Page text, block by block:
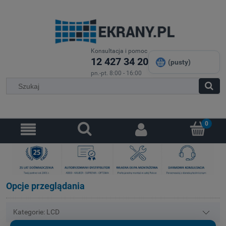
Konsultacja i pomoc
12 427 34 20
pn.-pt. 8:00 - 16:00
(pusty)
Opcje przeglądania
Kategorie: LCD